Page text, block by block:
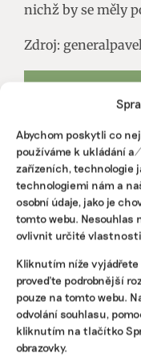
Abychom poskytli co
používáme k ukládání
zařízeních, technologie
technologiemi nám a
osobní údaje, jako je
tomto webu. Nesouhlas
ovlivnit určité
Kliknutím níže
proveďte podrobnější
pouze na tomto webu.
odvolání souhlasu,
kliknutím na tlačítko
obrazovky.
nichž by se měly
Zdroj:
Irena prošla MF
Czech Business
v oblečení,
a bioplastech.
Reklama